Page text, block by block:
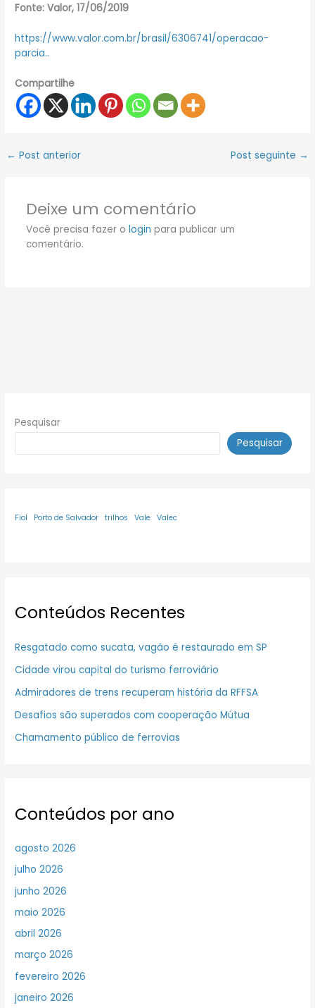
Fonte: Valor, 17/06/2019
https://www.valor.com.br/brasil/6306741/operacao-
parcia..
Compartilhe
← Post anterior Post seguinte →
Deixe um comentário
Você precisa fazer o login para publicar um
comentário.
Pesquisar
Pesquisar
Fiol Porto de Salvador trilhos Vale Valec
Conteúdos Recentes
Resgatado como sucata, vagão é restaurado em SP
Cidade virou capital do turismo ferroviário
Admiradores de trens recuperam história da RFFSA
Desafios são superados com cooperação Mútua
Chamamento público de ferrovias
Conteúdos por ano
agosto 2026
julho 2026
junho 2026
maio 2026
abril 2026
março 2026
fevereiro 2026
janeiro 2026